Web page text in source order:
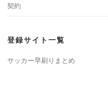
契約
登録サイト一覧
サッカー早刷りまとめ